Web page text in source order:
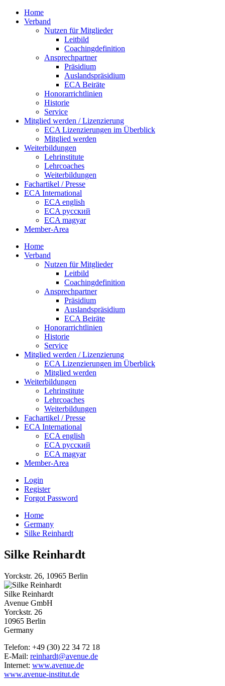
Home
Verband
Nutzen für Mitglieder
Leitbild
Coachingdefinition
Ansprechpartner
Präsidium
Auslandspräsidium
ECA Beiräte
Honorarrichtlinien
Historie
Service
Mitglied werden / Lizenzierung
ECA Lizenzierungen im Überblick
Mitglied werden
Weiterbildungen
Lehrinstitute
Lehrcoaches
Weiterbildungen
Fachartikel / Presse
ECA International
ECA english
ECA русский
ECA magyar
Member-Area
Home
Verband
Nutzen für Mitglieder
Leitbild
Coachingdefinition
Ansprechpartner
Präsidium
Auslandspräsidium
ECA Beiräte
Honorarrichtlinien
Historie
Service
Mitglied werden / Lizenzierung
ECA Lizenzierungen im Überblick
Mitglied werden
Weiterbildungen
Lehrinstitute
Lehrcoaches
Weiterbildungen
Fachartikel / Presse
ECA International
ECA english
ECA русский
ECA magyar
Member-Area
Login
Register
Forgot Password
Home
Germany
Silke Reinhardt
Silke Reinhardt
Yorckstr. 26, 10965 Berlin
Silke Reinhardt
Avenue GmbH
Yorckstr. 26
10965 Berlin
Germany
Telefon: +49 (30) 22 34 72 18
E-Mail: reinhardt@avenue.de
Internet: www.avenue.de
www.avenue-institut.de